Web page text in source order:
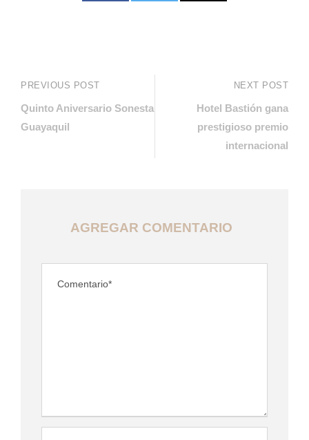
PREVIOUS POST
Quinto Aniversario Sonesta
Guayaquil
NEXT POST
Hotel Bastión gana
prestigioso premio
internacional
AGREGAR COMENTARIO